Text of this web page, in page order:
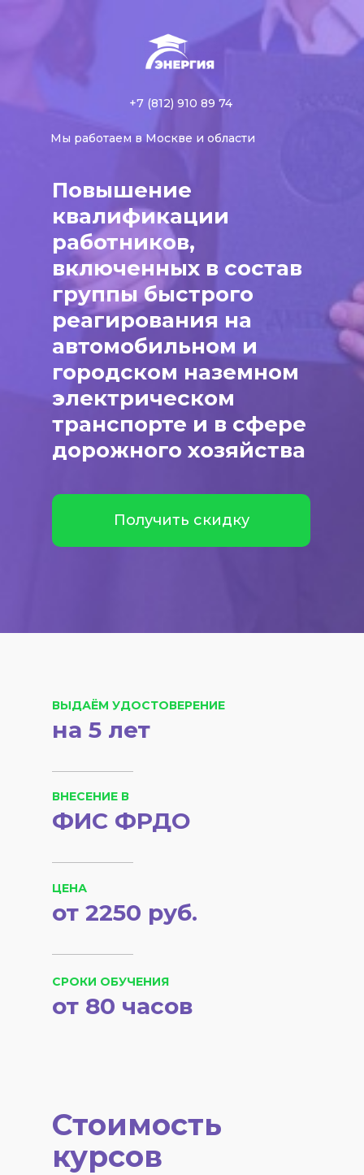
Повышение
квалификации
работников,
включенных в состав
группы быстрого
реагирования на
автомобильном и
городском наземном
электрическом
транспорте и в сфере
дорожного хозяйства
+7 (812) 910 89 74
Получить скидку
Мы работаем в Москве и области
ВЫДАЁМ УДОСТОВЕРЕНИЕ
на 5 лет
ВНЕСЕНИЕ В
ФИС ФРДО
СРОКИ ОБУЧЕНИЯ
ЦЕНА
от 80 часов
от 2250 руб.
Стоимость
курсов